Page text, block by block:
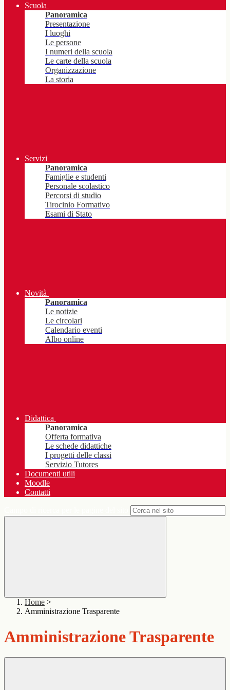
Scuola
Panoramica
Presentazione
I luoghi
Le persone
I numeri della scuola
Le carte della scuola
Organizzazione
La storia
Servizi
Panoramica
Famiglie e studenti
Personale scolastico
Percorsi di studio
Tirocinio Formativo
Esami di Stato
Novità
Panoramica
Le notizie
Le circolari
Calendario eventi
Albo online
Didattica
Panoramica
Offerta formativa
Le schede didattiche
I progetti delle classi
Servizio Tutores
Documenti utili
Moodle
Contatti
Home >
Amministrazione Trasparente
Amministrazione Trasparente